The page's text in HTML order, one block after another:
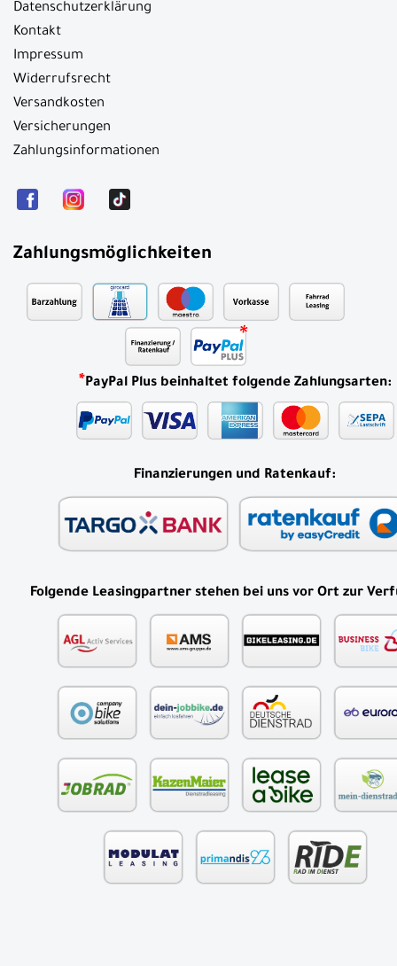
Datenschutzerklärung
Kontakt
Impressum
Widerrufsrecht
Versandkosten
Versicherungen
Zahlungsinformationen
Zahlungsmöglichkeiten
*PayPal Plus beinhaltet folgende Zahlungsarten:
Finanzierungen und Ratenkauf:
Folgende Leasingpartner stehen bei uns vor Ort zur